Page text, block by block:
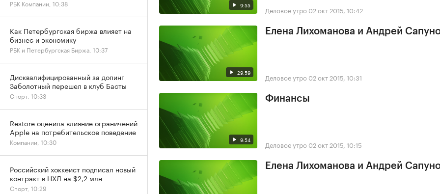
9:55 Деловое утро 02 окт 2015, 10:42
29:59
Елена Лихоманова и Андрей
Деловое утро 02 окт 2015, 10:31
9:54
Финансы
Деловое утро 02 окт 2015, 10:15
Елена Лихоманова и Андрей
РБК Компании, 10:38
Как Петербургская биржа влияет на
бизнес и экономику
РБК и Петербургская Биржа, 10:37
Дисквалифицированный за допинг
Заболотный перешел в клуб Басты
Спорт, 10:33
Restore оценила влияние ограничений
Apple на потребительское поведение
Компании, 10:30
Российский хоккеист подписал новый
контракт в НХЛ на $2,2 млн
Спорт, 10:29